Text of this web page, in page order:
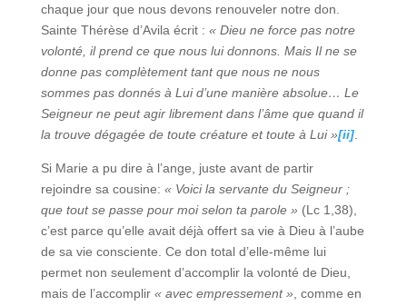
chaque jour que nous devons renouveler notre don.
Sainte Thérèse d’Avila écrit : « Dieu ne force pas notre
volonté, il prend ce que nous lui donnons. Mais Il ne se
donne pas complètement tant que nous ne nous
sommes pas donnés à Lui d’une manière absolue… Le
Seigneur ne peut agir librement dans l’âme que quand il
la trouve dégagée de toute créature et toute à Lui »[ii].
Si Marie a pu dire à l’ange, juste avant de partir
rejoindre sa cousine: « Voici la servante du Seigneur ;
que tout se passe pour moi selon ta parole » (Lc 1,38),
c’est parce qu’elle avait déjà offert sa vie à Dieu à l’aube
de sa vie consciente. Ce don total d’elle-même lui
permet non seulement d’accomplir la volonté de Dieu,
mais de l’accomplir « avec empressement » , comme en